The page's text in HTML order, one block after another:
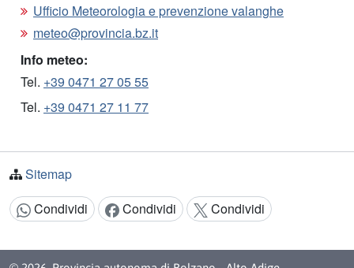
Ufficio Meteorologia e prevenzione valanghe
meteo@provincia.bz.it
Info meteo:
Tel. +39 0471 27 05 55
Tel. +39 0471 27 11 77
Sitemap
Condividi:
Condividi Condividi Condividi